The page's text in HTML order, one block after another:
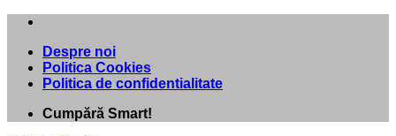
Skip
contentDespre noi
Politica Cookies
Politica de confidentialitate
Cumpără Smart!